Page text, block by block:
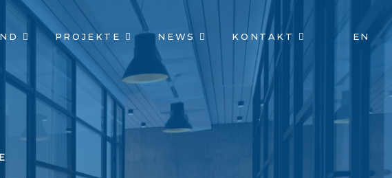
PROJEKTE NEWS KONTAKT EN